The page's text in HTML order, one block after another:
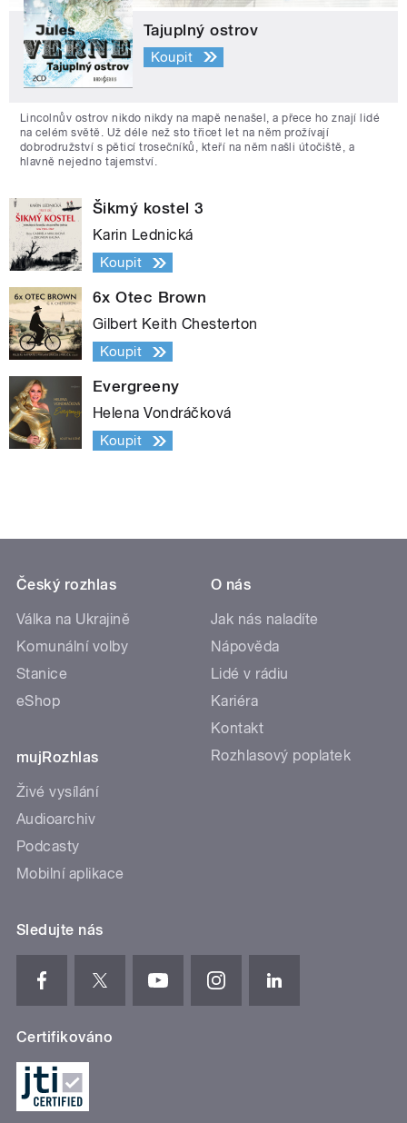
Tajuplný ostrov
Koupit
Lincolnův ostrov nikdo nikdy na mapě nenašel, a přece ho znají lidé
na celém světě. Už déle než sto třicet let na něm prožívají
dobrodružství s pěticí trosečníků, kteří na něm našli útočiště, a
hlavně nejedno tajemství.
Šikmý kostel 3
Karin Lednická
Koupit
6x Otec Brown
Gilbert Keith Chesterton
Koupit
Evergreeny
Helena Vondráčková
Koupit
Český rozhlas
Válka na Ukrajině
Komunální volby
Stanice
eShop
mujRozhlas
Živé vysílání
Audioarchiv
Podcasty
Mobilní aplikace
O nás
Jak nás naladíte
Nápověda
Lidé v rádiu
Kariéra
Kontakt
Rozhlasový poplatek
Sledujte nás
Certifikováno